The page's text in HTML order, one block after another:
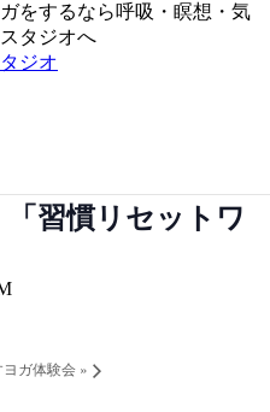
をするなら呼吸・瞑想・気
スタジオへ
習慣リセットワ
ガ体験会 »